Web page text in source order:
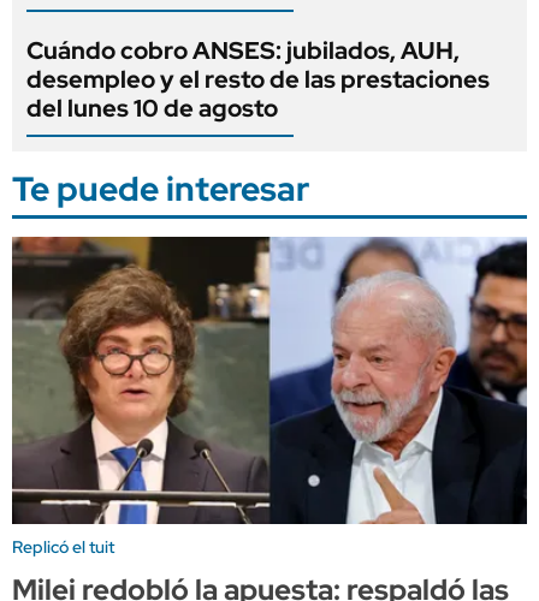
Cuándo cobro ANSES: jubilados, AUH,
desempleo y el resto de las prestaciones
del lunes 10 de agosto
Te puede interesar
Replicó el tuit
Milei redobló la apuesta: respaldó las